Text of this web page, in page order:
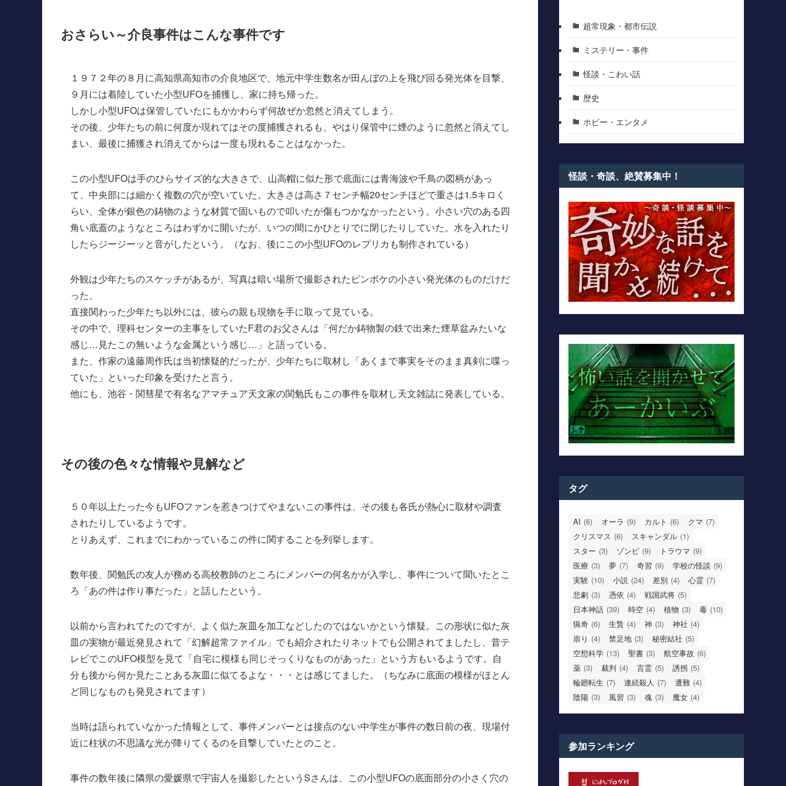
おさらい～介良事件はこんな事件です
１９７２年の８月に高知県高知市の介良地区で、地元中学生数名が田んぼの上を飛び回る発光体を目撃、
９月には着陸していた小型UFOを捕獲し、家に持ち帰った。
しかし小型UFOは保管していたにもかかわらず何故ぜか忽然と消えてしまう。
その後、少年たちの前に何度か現れてはその度捕獲されるも、やはり保管中に煙のように忽然と消えてし
まい、最後に捕獲され消えてからは一度も現れることはなかった。
この小型UFOは手のひらサイズ的な大きさで、山高帽に似た形で底面には青海波や千鳥の図柄があっ
て、中央部には細かく複数の穴が空いていた。大きさは高さ７センチ幅20センチほどで重さは1.5キロく
らい、全体が銀色の鋳物のような材質で固いもので叩いたが傷もつかなかったという。小さい穴のある四
角い底蓋のようなところはわずかに開いたが、いつの間にかひとりでに閉じたりしていた。水を入れたり
したらジージーッと音がしたという。（なお、後にこの小型UFOのレプリカも制作されている）
外観は少年たちのスケッチがあるが、写真は暗い場所で撮影されたピンボケの小さい発光体のものだけだ
った。
直接関わった少年たち以外には、彼らの親も現物を手に取って見ている。
その中で、理科センターの主事をしていたF君のお父さんは「何だか鋳物製の鉄で出来た煙草盆みたいな
感じ…見たこの無いような金属という感じ…」と語っている。
また、作家の遠藤周作氏は当初懐疑的だったが、少年たちに取材し「あくまで事実をそのまま真剣に喋っ
ていた」といった印象を受けたと言う。
他にも、池谷・関彗星で有名なアマチュア天文家の関勉氏もこの事件を取材し天文雑誌に発表している。
その後の色々な情報や見解など
５０年以上たった今もUFOファンを惹きつけてやまないこの事件は、その後も各氏が熱心に取材や調査
されたりしているようです。
とりあえず、これまでにわかっているこの件に関することを列挙します。
数年後、関勉氏の友人が務める高校教師のところにメンバーの何名かが入学し、事件について聞いたとこ
ろ「あの件は作り事だった」と話したという。
以前から言われてたのですが、よく似た灰皿を加工などしたのではないかという懐疑。この形状に似た灰
皿の実物が最近発見されて「幻解超常ファイル」でも紹介されたりネットでも公開されてましたし、昔テ
レビでこのUFO模型を見て「自宅に模様も同じそっくりなものがあった」という方もいるようです。自
分も後から何か見たことある灰皿に似てるよな・・・とは感じてました。（ちなみに底面の模様がほとん
ど同じなものも発見されてます）
当時は語られていなかった情報として、事件メンバーとは接点のない中学生が事件の数日前の夜、現場付
近に柱状の不思議な光が降りてくるのを目撃していたとのこと。
事件の数年後に隣県の愛媛県で宇宙人を撮影したというSさんは、この小型UFOの底面部分の小さく穴の
超常現象・都市伝説
ミステリー・事件
怪談・こわい話
歴史
ホビー・エンタメ
怪談・奇談、絶賛募集中！
タグ
AI (6) オーラ (9) カルト (6) クマ (7)
クリスマス (6) スキャンダル (1)
スター (3) ゾンビ (9) トラウマ (9)
医療 (3) 夢 (7) 奇習 (9) 学校の怪談 (9)
実験 (10) 小説 (24) 差別 (4) 心霊 (7)
悲劇 (3) 憑依 (4) 戦国武将 (5)
日本神話 (39) 時空 (4) 植物 (3) 毒 (10)
猟奇 (6) 生贄 (4) 神 (3) 神社 (4)
祟り (4) 禁足地 (3) 秘密結社 (5)
空想科学 (13) 聖書 (3) 航空事故 (6)
薬 (3) 裁判 (4) 言霊 (5) 誘拐 (5)
輪廻転生 (7) 連続殺人 (7) 遭難 (4)
陰陽 (3) 風習 (3) 魂 (3) 魔女 (4)
参加ランキング